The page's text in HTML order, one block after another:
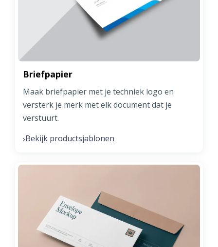
Briefpapier
Maak briefpapier met je techniek logo en
versterk je merk met elk document dat je
verstuurt.
›Bekijk productsjablonen